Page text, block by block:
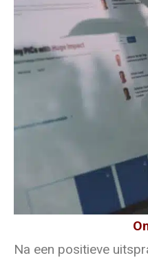
Na een positieve